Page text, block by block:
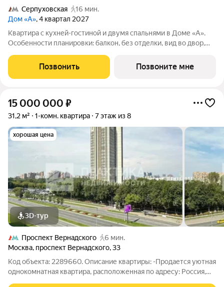
Серпуховская
16 мин.
Дом «А», 4 квартал 2027
Квартира с кухней-гостиной и двумя спальнями в Доме «А».
Особенности планировки: балкон, без отделки, вид во двор,
проект от застройщика Брусника располагается на границе с
ЦАО, рядом с метро
Позвонить Позвоните мне
15 000 000 ₽
31,2 м² 1-комн. квартира 7 этаж из 8
хорошая цена
3D-тур
Проспект Вернадского
6 мин.
Москва, проспект Вернадского,33
Код объекта: 2289660. Описание квартиры: -Продается уютная
однокомнатная квартира, расположенная по адресу: Россия,